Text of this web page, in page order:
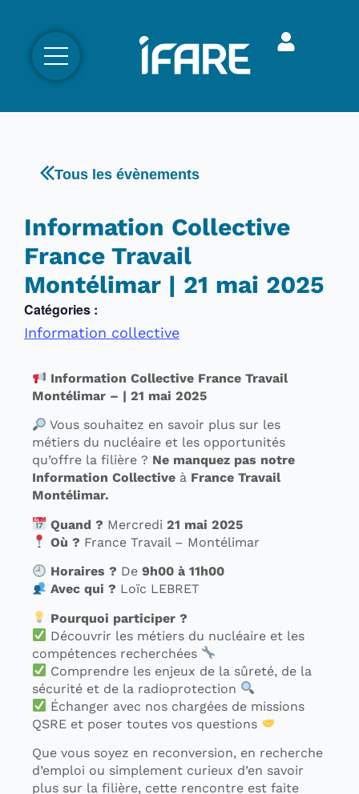
Tous les évènements
Information Collective
France Travail
Montélimar | 21 mai 2025
Catégories :
Information collective
Information Collective France Travail
Montélimar – | 21 mai 2025
Vous souhaitez en savoir plus sur les
métiers du nucléaire et les opportunités
qu’offre la filière ? Ne manquez pas notre
Information Collective à France Travail
Montélimar.
Quand ? Mercredi21 mai 2025
Où ? France Travail – Montélimar
Horaires ? De9h00 à 11h00
Avec qui ? Loïc LEBRET
Pourquoi participer ?
Découvrir les métiers du nucléaire et les
compétences recherchées
Comprendre les enjeux de la sûreté, de la
sécurité et de la radioprotection
Échanger avec nos chargées de missions
QSRE et poser toutes vos questions
Que vous soyez en reconversion, en recherche
d’emploi ou simplement curieux d’en savoir
plus sur la filière, cette rencontre est faite